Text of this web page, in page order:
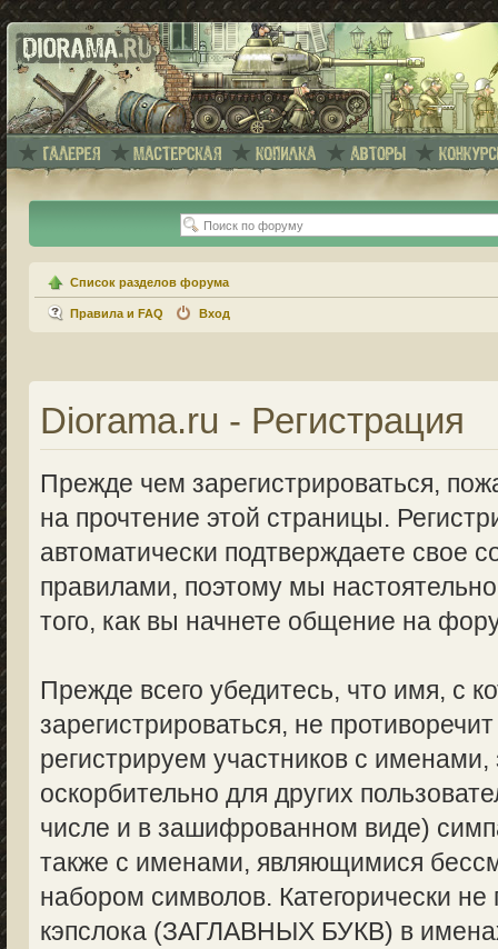
Список разделов форума
Правила и FAQ Вход
Diorama.ru - Регистрация
Прежде чем зарегистрироваться,
на прочтение этой страницы.
автоматически подтверждаете свое
правилами, поэтому мы
того, как вы начнете общение на
Прежде всего убедитесь, что имя, с
зарегистрироваться, не
регистрируем участников с
оскорбительно для других
числе и в зашифрованном виде)
также с именами, являющимися
набором символов. Категорически не
кэпслока (ЗАГЛАВНЫХ БУКВ) в